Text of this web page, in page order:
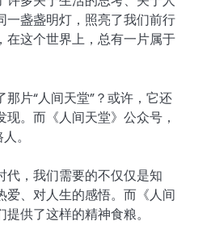
一盏盏明灯，照亮了我们前行
在这个世界上，总有一片属于
片“人间天堂”？或许，它还
。而《人间天堂》公众号，
。
代，我们需要的不仅仅是知
爱、对人生的感悟。而《人间
供了这样的精神食粮。